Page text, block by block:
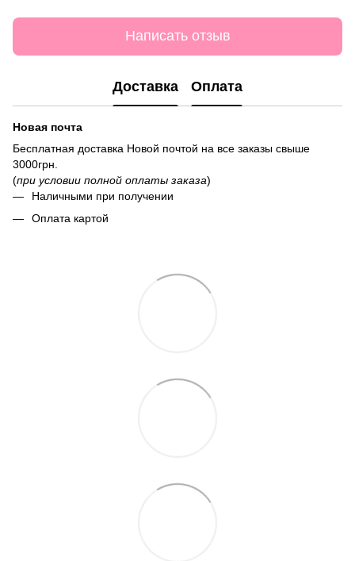
Написать отзыв
Доставка Оплата
Новая почта
Бесплатная доставка Новой почтой на все заказы свыше
3000грн.
(при условии полной оплаты заказа)
Наличными при получении
Оплата картой